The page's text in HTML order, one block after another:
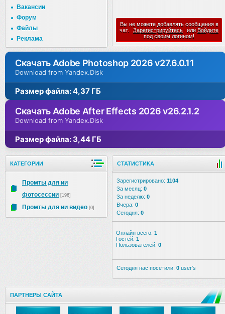
Вакансии
Форум
Файлы
Реклама
Вы не можете добавлять сообщения в
чат.
Зарегистрируйтесь или Войдите
под своим логином!
Скачать Adobe Photoshop 2026 v27.6.0.11
Download from Yandex.Disk
Размер файла: 4,37 ГБ
Скачать Adobe After Effects 2026 v26.2.1.2
Download from Yandex.Disk
Размер файла: 3,44 ГБ
КАТЕГОРИИ
Промты для ии
фотосессии [196]
Промты для ии видео [0]
СТАТИСТИКА
Зарегистрировано: 1104
За месяц: 0
За неделю: 0
Вчера: 0
Сегодня: 0
Онлайн всего: 1
Гостей: 1
Пользователей: 0
Сегодня нас посетили: 0 user's
ПАРТНЕРЫ САЙТА